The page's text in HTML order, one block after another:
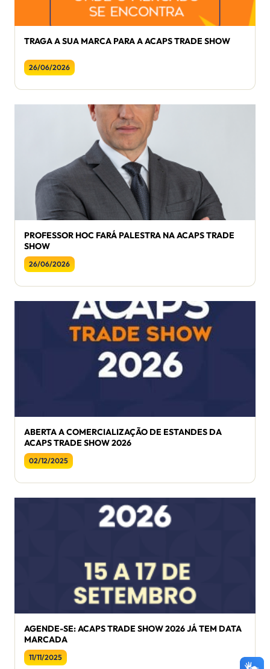
TRAGA A SUA MARCA PARA A ACAPS TRADE SHOW
26/06/2026
PROFESSOR HOC FARÁ PALESTRA NA ACAPS TRADE
SHOW
26/06/2026
ABERTA A COMERCIALIZAÇÃO DE ESTANDES DA
ACAPS TRADE SHOW 2026
02/12/2025
AGENDE-SE: ACAPS TRADE SHOW 2026 JÁ TEM DATA
MARCADA
11/11/2025